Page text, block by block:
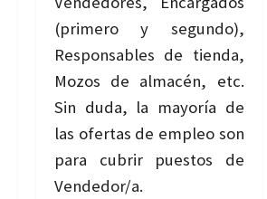
(primero y segundo),
Responsables de tienda,
Mozos de almacén, etc.
Sin duda, la mayoría de
las ofertas de empleo son
para cubrir puestos de
Vendedor/a.